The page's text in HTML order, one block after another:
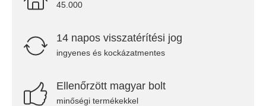
45.000
14 napos visszatérítési jog
ingyenes és kockázatmentes
Ellenőrzött magyar bolt
minőségi termékekkel